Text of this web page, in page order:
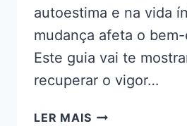
autoestima e na vida
mudança afeta o
Este guia vai te
recuperar o vigor…
LER MAISCOMO